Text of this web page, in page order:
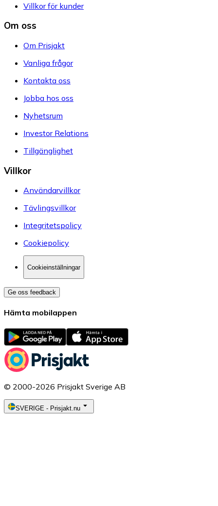
Villkor för kunder
Om oss
Om Prisjakt
Vanliga frågor
Kontakta oss
Jobba hos oss
Nyhetsrum
Investor Relations
Tillgänglighet
Villkor
Användarvillkor
Tävlingsvillkor
Integritetspolicy
Cookiepolicy
Cookieinställningar
Ge oss feedback
Hämta mobilappen
© 2000-2026 Prisjakt Sverige AB
SVERIGE - Prisjakt.nu